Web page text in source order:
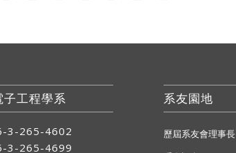
工程學系
3-265-4602
3-265-4699
系友園地
歷屆系友會理事長